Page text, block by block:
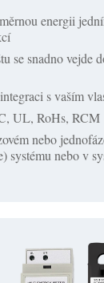
energii
se snadno vejde
s vaším
UL, RoHs, RCM
nebo
systému nebo v